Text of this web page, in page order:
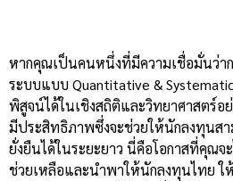
หากคุณเป็นคนหนึ่งที่มีความเชื่อมั่นว่า
ระบบแบบ Quantitative &
พิสูจน์ได้ในเชิงสถิติและวิทยาศาสตร์อ
มีประสิทธิภาพซึ่งจะช่วยให้นักลงทุนสา
ยั่งยืนได้ในระยะยาว นี่คือโอกาสที่คุณจ
ช่วยเหลือและนำพาให้นักลงทุนไทย ใ